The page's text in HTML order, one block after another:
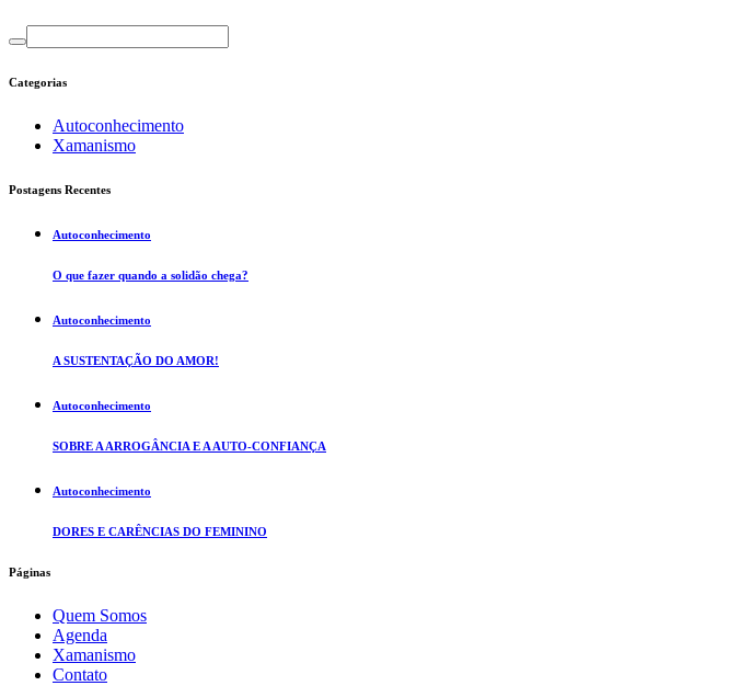
Categorias
Autoconhecimento
Xamanismo
Postagens Recentes
Autoconhecimento
O que fazer quando a solidão chega?
Autoconhecimento
A SUSTENTAÇÃO DO AMOR!
Autoconhecimento
SOBRE A ARROGÂNCIA E A AUTO-CONFIANÇA
Autoconhecimento
DORES E CARÊNCIAS DO FEMININO
Páginas
Quem Somos
Agenda
Xamanismo
Contato